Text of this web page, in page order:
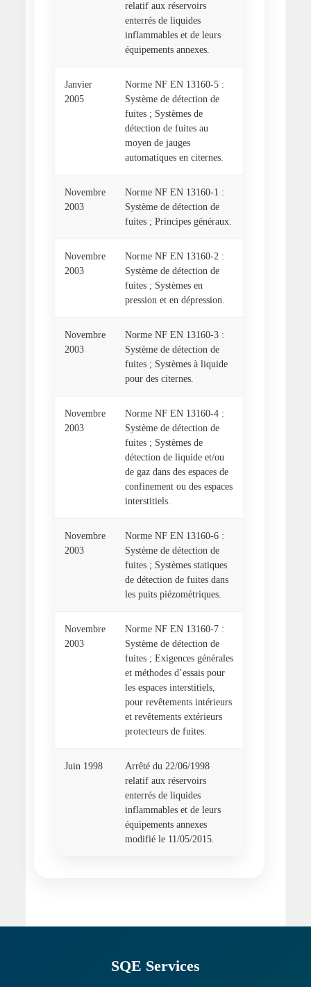
relatif aux réservoirs
enterrés de liquides
inflammables et de leurs
équipements annexes.
Janvier
2005
Norme NF EN 13160-5 :
Système de détection de
fuites ; Systèmes de
détection de fuites au
moyen de jauges
automatiques en citernes.
Novembre
2003
Norme NF EN 13160-1 :
Système de détection de
fuites ; Principes généraux.
Novembre
2003
Norme NF EN 13160-2 :
Système de détection de
fuites ; Systèmes en
pression et en dépression.
Novembre
2003
Norme NF EN 13160-3 :
Système de détection de
fuites ; Systèmes à liquide
pour des citernes.
Novembre
2003
Norme NF EN 13160-4 :
Système de détection de
fuites ; Systèmes de
détection de liquide et/ou
de gaz dans des espaces de
confinement ou des espaces
interstitiels.
Novembre
2003
Norme NF EN 13160-6 :
Système de détection de
fuites ; Systèmes statiques
de détection de fuites dans
les puits piézométriques.
Novembre
2003
Norme NF EN 13160-7 :
Système de détection de
fuites ; Exigences générales
et méthodes d’essais pour
les espaces interstitiels,
pour revêtements intérieurs
et revêtements extérieurs
protecteurs de fuites.
Juin 1998
Arrêté du 22/06/1998
relatif aux réservoirs
enterrés de liquides
inflammables et de leurs
équipements annexes
modifié le 11/05/2015.
SQE Services